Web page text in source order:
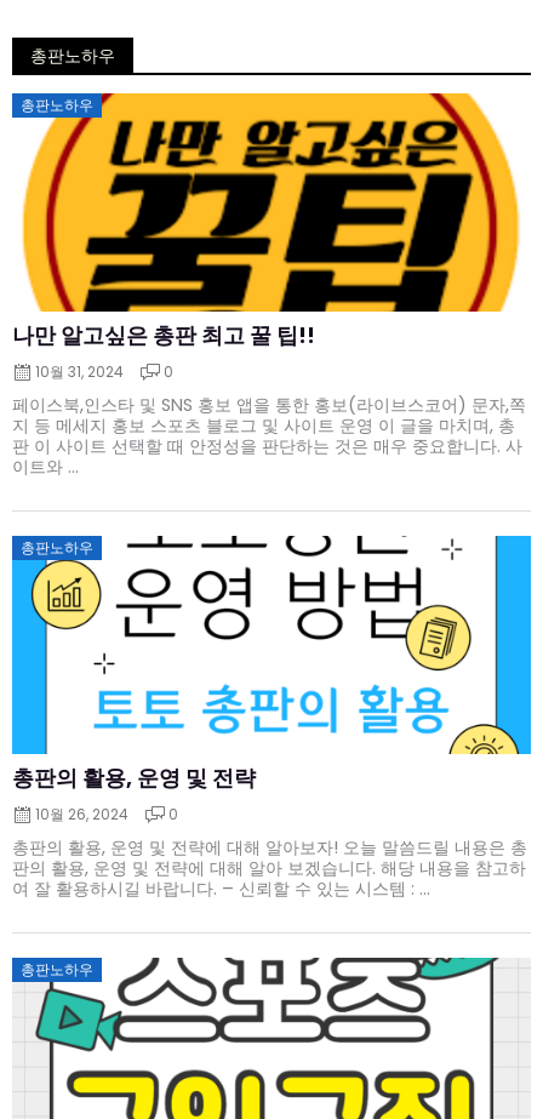
총판노하우
총판노하우
나만 알고싶은 총판 최고 꿀 팁!!
Posted
on
10월 31, 2024 0
페이스북,인스타 및 SNS 홍보 앱을 통한 홍보(라이브스코어) 문자,쪽
지 등 메세지 홍보 스포츠 블로그 및 사이트 운영 이 글을 마치며, 총
판 이 사이트 선택할 때 안정성을 판단하는 것은 매우 중요합니다. 사
이트와 ...
총판노하우
총판의 활용, 운영 및 전략
Posted
on
10월 26, 2024 0
총판의 활용, 운영 및 전략에 대해 알아보자! 오늘 말씀드릴 내용은 총
판의 활용, 운영 및 전략에 대해 알아 보겠습니다. 해당 내용을 참고하
여 잘 활용하시길 바랍니다. – 신뢰할 수 있는 시스템 : ...
총판노하우
Posted
on